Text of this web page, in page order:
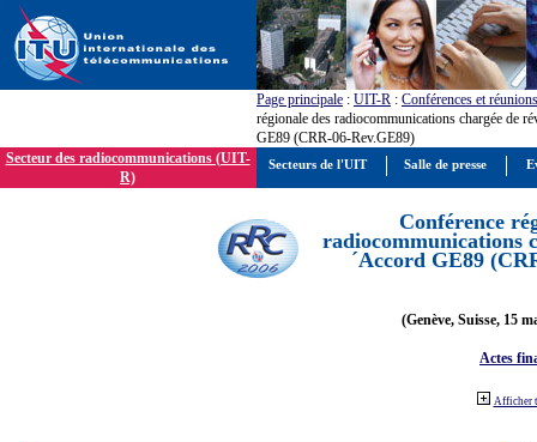
Page principale : UIT-R : Conférences et réunions
régionale des radiocommunications chargée de
GE89 (CRR-06-Rev.GE89)
Secteur des radiocommunications (UIT-
R)
Conférence
radiocommunications
´Accord GE89
(Genève, Suisse, 15
Actes
Afficher
Secteurs de l'UIT Salle de presse